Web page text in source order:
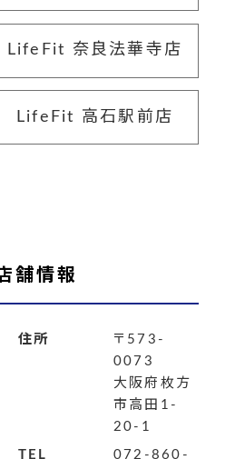
LifeFit 奈良法華寺店
LifeFit 高石駅前店
舗情報
住所
〒573-
0073
大阪府枚方
市高田1-
20-1
TEL 072-860-